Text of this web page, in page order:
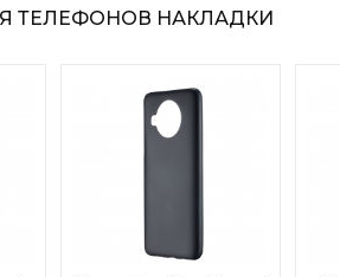
ТЕЛЕФОНОВ НАКЛАДКИ